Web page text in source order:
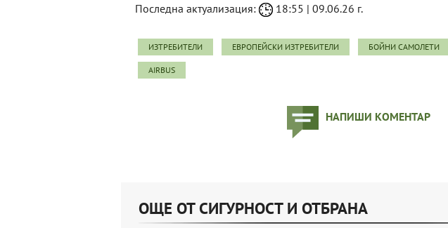
Последна актуализация: 18:55 | 09.06.26 г.
ИЗТРЕБИТЕЛИ ЕВРОПЕЙСКИ ИЗТРЕБИТЕЛИ БОЙНИ САМОЛЕТИ
AIRBUS
НАПИШИ КОМЕНТАР
ОЩЕ ОТ СИГУРНОСТ И ОТБРАНА